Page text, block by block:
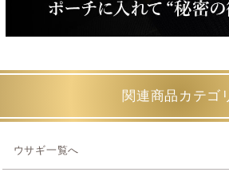
関連商品カテゴ
ウサギ一覧へ